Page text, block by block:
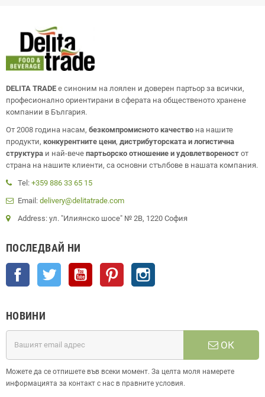
DELITA TRADE е синоним на лоялен и доверен партьор за всички,
професионално ориентирани в сферата на общественото хранене
компании в България.
От 2008 година насам, безкомпромисното качество на нашите
продукти, конкурентните цени, дистрибуторската и логистична
структура и най-вече партьорско отношение и удовлетвореност от
страна на нашите клиенти, са основни стълбове в нашата компания.
Tel: +359 886 33 65 15
Email: delivery@delitatrade.com
Address: ул. "Илиянско шосе" № 2В, 1220 София
ПОСЛЕДВАЙ НИ
Facebook Twitter YouTube Pinterest
НОВИНИ
ОК
Можете да се отпишете във всеки момент. За целта моля намерете
информацията за контакт с нас в правните условия.